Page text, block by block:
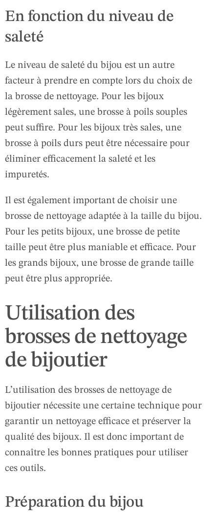
En fonction du niveau de
saleté
Le niveau de saleté du bijou est un autre
facteur à prendre en compte lors du choix de
la brosse de nettoyage. Pour les bijoux
légèrement sales, une brosse à poils souples
peut suffire. Pour les bijoux très sales, une
brosse à poils durs peut être nécessaire pour
éliminer efficacement la saleté et les
impuretés.
Il est également important de choisir une
brosse de nettoyage adaptée à la taille du bijou.
Pour les petits bijoux, une brosse de petite
taille peut être plus maniable et efficace. Pour
les grands bijoux, une brosse de grande taille
peut être plus appropriée.
Utilisation des
brosses de nettoyage
de bijoutier
L’utilisation des brosses de nettoyage de
bijoutier nécessite une certaine technique pour
garantir un nettoyage efficace et préserver la
qualité des bijoux. Il est donc important de
connaître les bonnes pratiques pour utiliser
ces outils.
Préparation du bijou